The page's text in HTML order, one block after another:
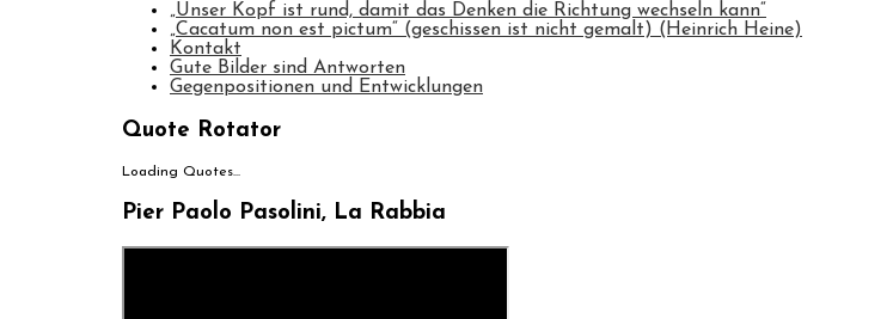
„Unser Kopf ist rund, damit das Denken die Richtung wechseln kann“
„Cacatum non est pictum“ (geschissen ist nicht gemalt) (Heinrich Heine)
Kontakt
Gute Bilder sind Antworten
Gegenpositionen und Entwicklungen
Quote Rotator
Loading Quotes...
Pier Paolo Pasolini, La Rabbia